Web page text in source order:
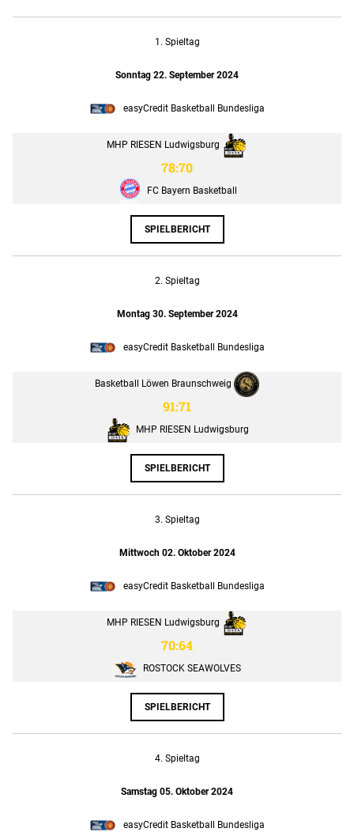
1. Spieltag
Sonntag 22. September 2024
easyCredit Basketball Bundesliga
MHP RIESEN Ludwigsburg
78:70
FC Bayern Basketball
SPIELBERICHT
2. Spieltag
Montag 30. September 2024
easyCredit Basketball Bundesliga
Basketball Löwen Braunschweig
91:71
MHP RIESEN Ludwigsburg
SPIELBERICHT
3. Spieltag
Mittwoch 02. Oktober 2024
easyCredit Basketball Bundesliga
MHP RIESEN Ludwigsburg
70:64
ROSTOCK SEAWOLVES
SPIELBERICHT
4. Spieltag
Samstag 05. Oktober 2024
easyCredit Basketball Bundesliga